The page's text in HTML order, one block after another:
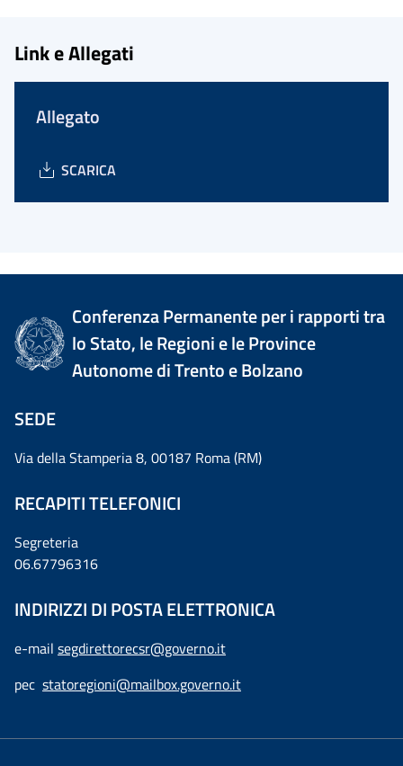
Link e Allegati
Allegato
SCARICA
Conferenza Permanente per i rapporti tra
lo Stato, le Regioni e le Province
Autonome di Trento e Bolzano
SEDE
Via della Stamperia 8, 00187 Roma (RM)
RECAPITI TELEFONICI
Segreteria
06.67796316
INDIRIZZI DI POSTA ELETTRONICA
e-mail segdirettorecsr@governo.it
pec statoregioni@mailbox.governo.it